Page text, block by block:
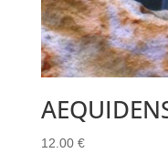
12.00 €